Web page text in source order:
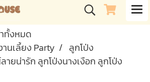
ทั้งหมด
นเลี้ยง Party
ลูกโป่ง
ายน่ารัก ลูกโป่งนางเงือก ลูกโป่ง